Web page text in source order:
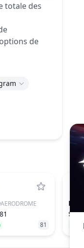
totale des
de
AERODROME
81
HFT